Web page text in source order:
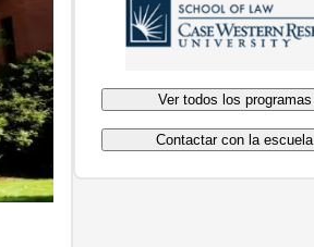
Ver todos los programas
Contactar con la escuela